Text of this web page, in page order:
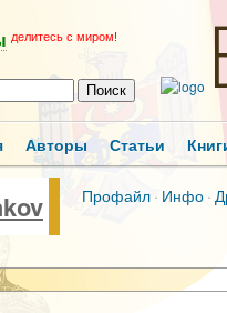
делитесь с миром!
Авторы Статьи
Профайл· Инфо·